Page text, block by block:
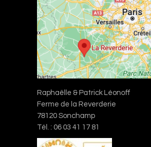
Raphaëlle & Patrick Léonoff
Ferme de la Reverderie
78120 Sonchamp
Tél. : 06 03 41 17 81